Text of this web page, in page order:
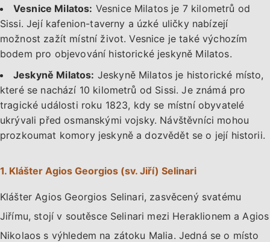
Vesnice Milatos: Vesnice Milatos je 7 kilometrů od
Sissi. Její kafenion-taverny a úzké uličky nabízejí
možnost zažít místní život. Vesnice je také výchozím
bodem pro objevování historické jeskyně Milatos.
Jeskyně Milatos: Jeskyně Milatos je historické místo,
které se nachází 10 kilometrů od Sissi. Je známá pro
tragické události roku 1823, kdy se místní obyvatelé
ukrývali před osmanskými vojsky. Návštěvníci mohou
prozkoumat komory jeskyně a dozvědět se o její historii.
1. Klášter Agios Georgios (sv. Jiří) Selinari
Klášter Agios Georgios Selinari, zasvěcený svatému
Jiřímu, stojí v soutěsce Selinari mezi Heraklionem a Agios
Nikolaos s výhledem na zátoku Malia. Jedná se o místo